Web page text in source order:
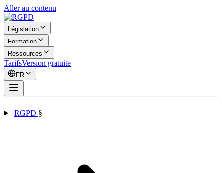
Aller au contenu
Législation
Formation
Ressources
TarifsVersion gratuite
FR
RGPD §